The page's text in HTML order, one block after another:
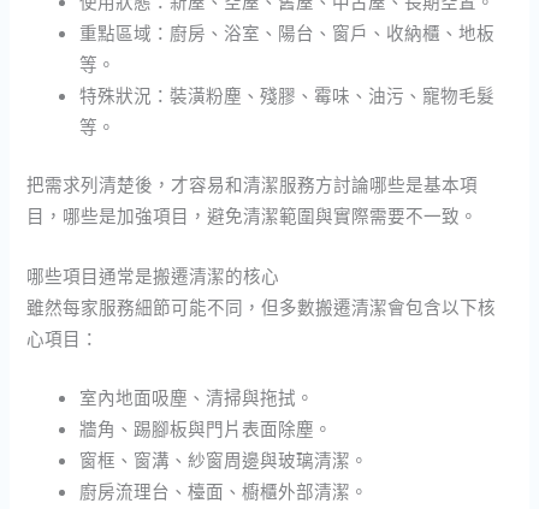
重點區域：廚房、浴室、陽台、窗戶、收納櫃、地板
等。
特殊狀況：裝潢粉塵、殘膠、霉味、油污、寵物毛髮
等。
把需求列清楚後，才容易和清潔服務方討論哪些是基本項
目，哪些是加強項目，避免清潔範圍與實際需要不一致。
哪些項目通常是搬遷清潔的核心
雖然每家服務細節可能不同，但多數搬遷清潔會包含以下核
心項目：
室內地面吸塵、清掃與拖拭。
牆角、踢腳板與門片表面除塵。
窗框、窗溝、紗窗周邊與玻璃清潔。
廚房流理台、檯面、櫥櫃外部清潔。